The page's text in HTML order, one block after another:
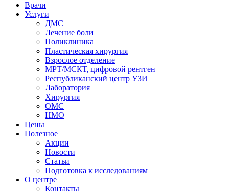
Врачи
Услуги
ДМС
Лечение боли
Поликлиника
Пластическая хирургия
Взрослое отделение
МРТ/МСКТ, цифровой рентген
Республиканский центр УЗИ
Лаборатория
Хирургия
ОМС
НМО
Цены
Полезное
Акции
Новости
Статьи
Подготовка к исследованиям
О центре
Контакты